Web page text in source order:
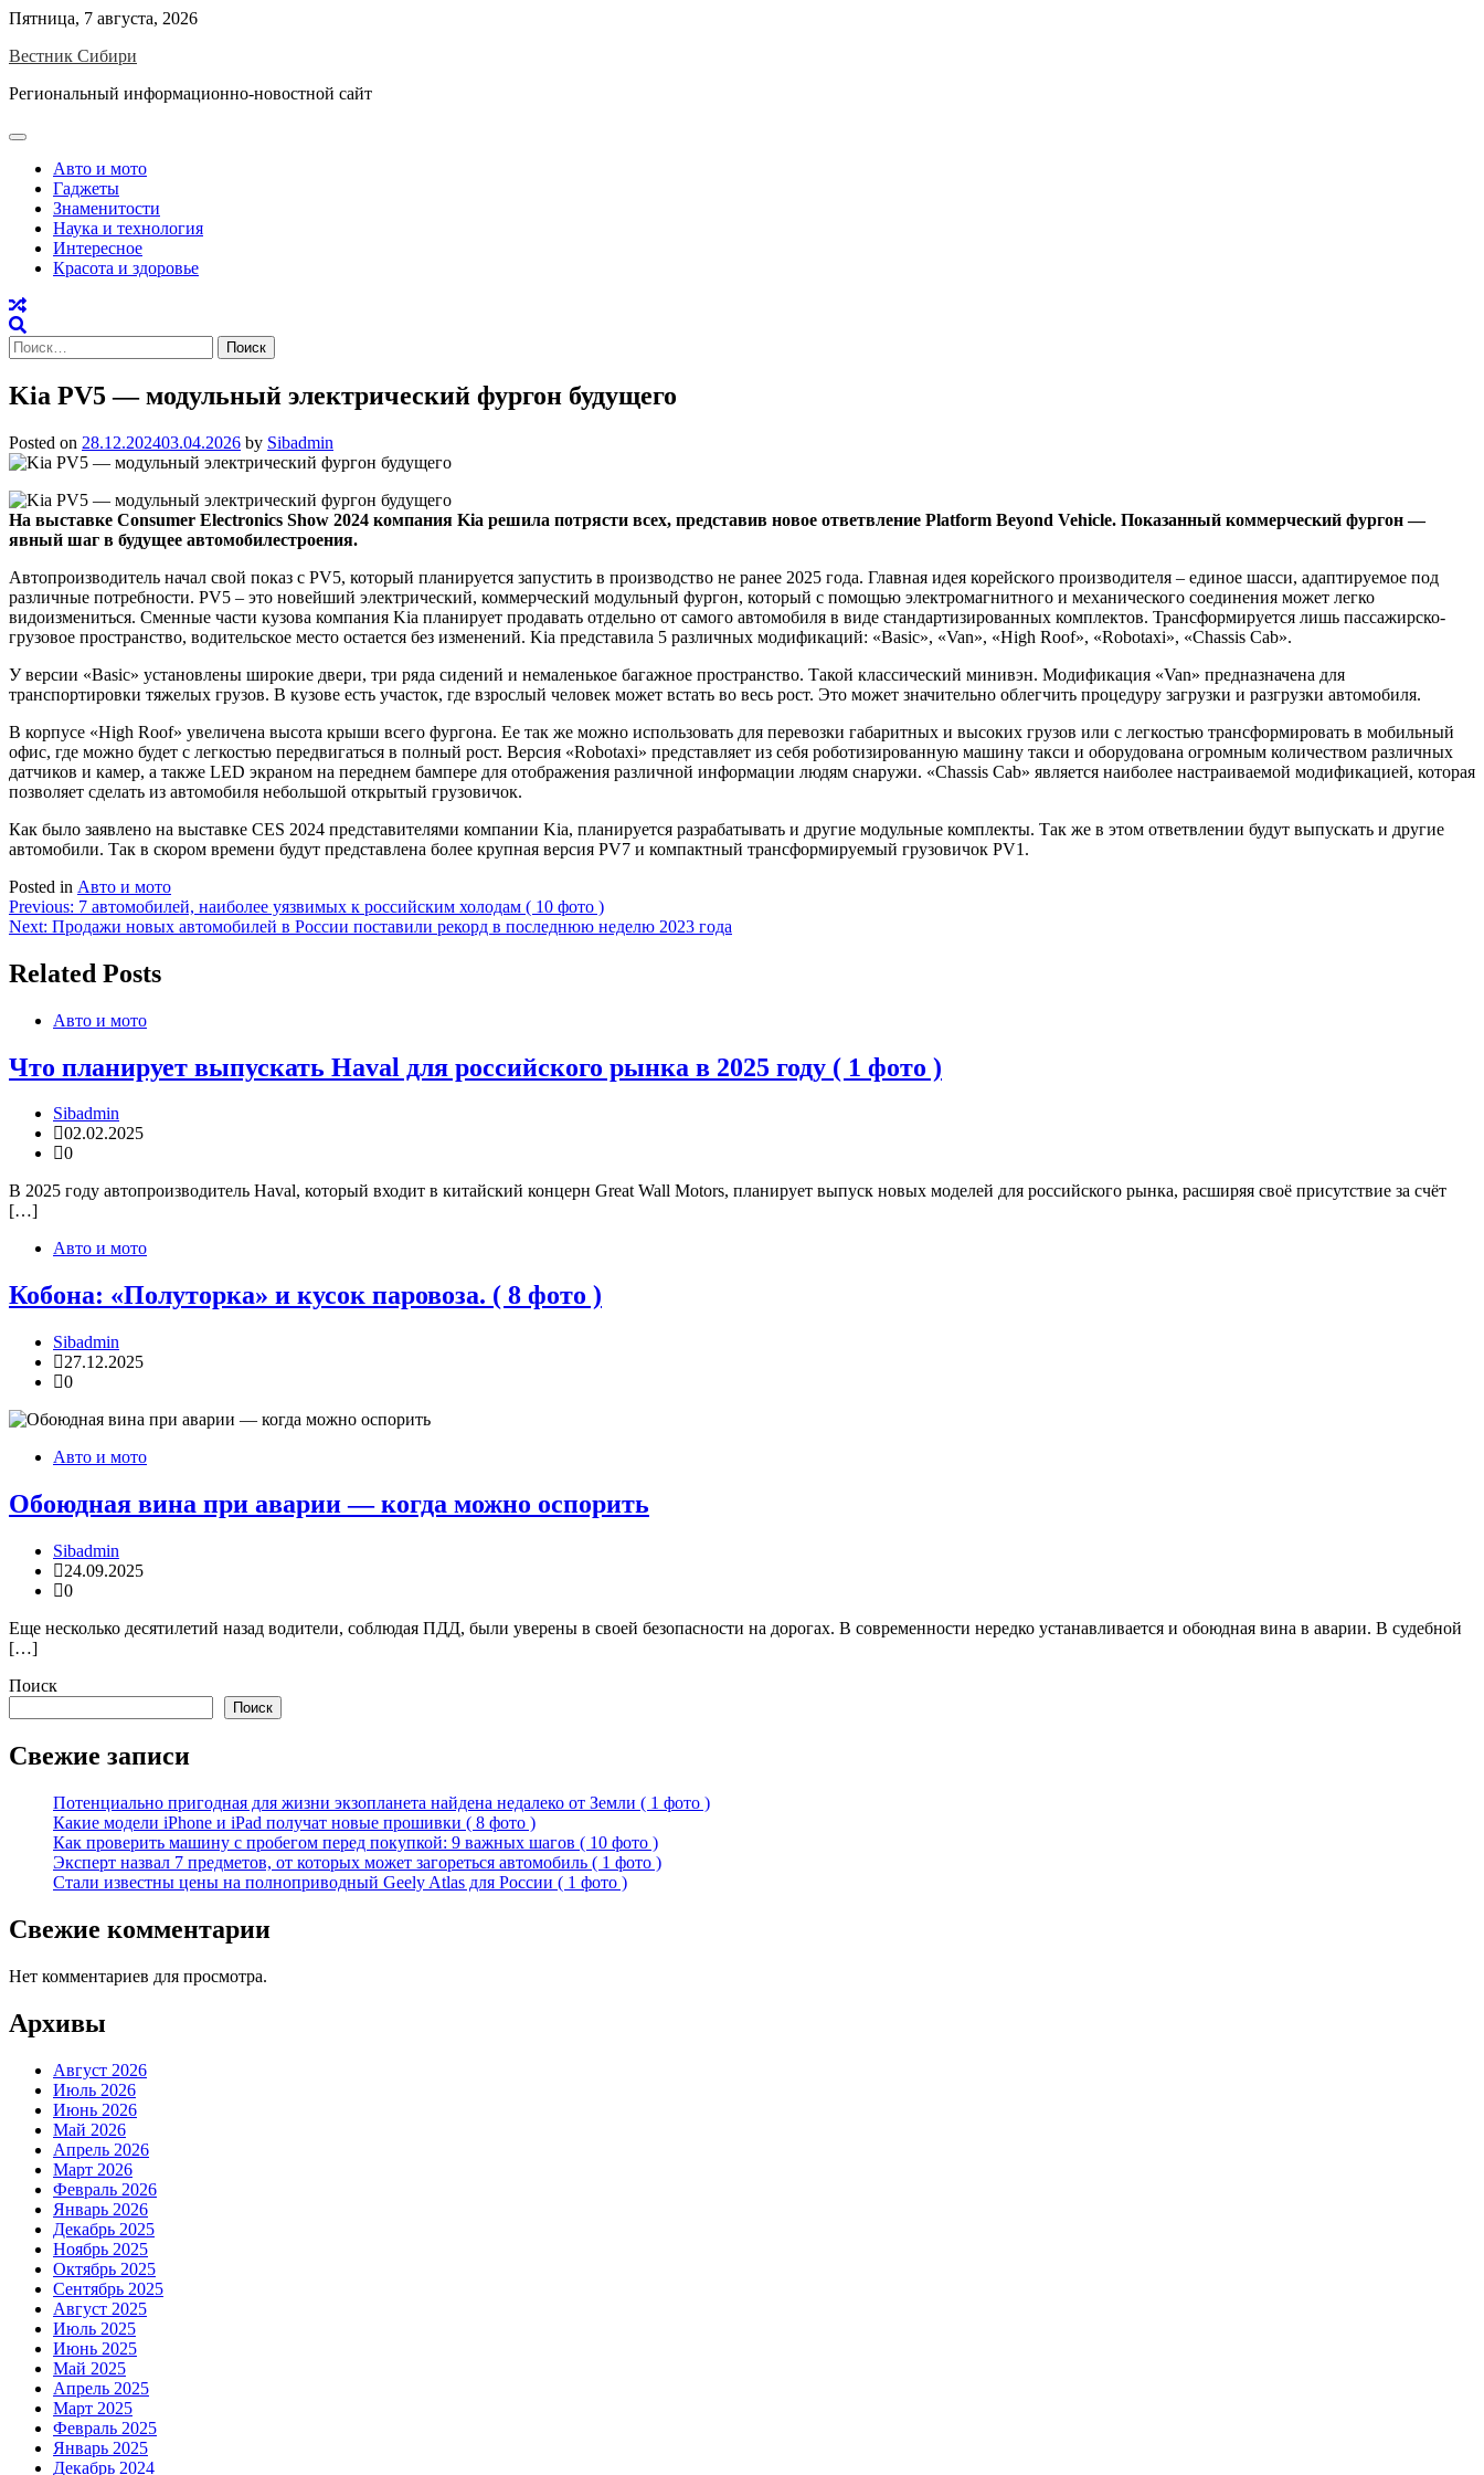
Skip
content
Пятница, 7 августа, 2026
Вестник Сибири
Региональный информационно-новостной сайт
Авто и мото
Гаджеты
Знаменитости
Наука и технология
Интересное
Красота и здоровье
Найти:
Kia PV5 — модульный электрический фургон будущего
Posted on 28.12.202403.04.2026 by Sibadmin
На выставке Consumer Electronics Show 2024 компания Kia решила потрясти всех, представив новое ответвление Platform Beyond Vehicle. Показанный коммерческий фургон —
явный шаг в будущее автомобилестроения.
Автопроизводитель начал свой показ с PV5, который планируется запустить в производство не ранее 2025 года. Главная идея корейского производителя – единое шасси, адаптируемое под
различные потребности. PV5 – это новейший электрический, коммерческий модульный фургон, который с помощью электромагнитного и механического соединения может легко
видоизмениться. Сменные части кузова компания Kia планирует продавать отдельно от самого автомобиля в виде стандартизированных комплектов. Трансформируется лишь пассажирско-
грузовое пространство, водительское место остается без изменений. Kia представила 5 различных модификаций: «Basic», «Van», «High Roof», «Robotaxi», «Chassis Cab».
У версии «Basic» установлены широкие двери, три ряда сидений и немаленькое багажное пространство. Такой классический минивэн. Модификация «Van» предназначена для
транспортировки тяжелых грузов. В кузове есть участок, где взрослый человек может встать во весь рост. Это может значительно облегчить процедуру загрузки и разгрузки автомобиля.
В корпусе «High Roof» увеличена высота крыши всего фургона. Ее так же можно использовать для перевозки габаритных и высоких грузов или с легкостью трансформировать в мобильный
офис, где можно будет с легкостью передвигаться в полный рост. Версия «Robotaxi» представляет из себя роботизированную машину такси и оборудована огромным количеством различных
датчиков и камер, а также LED экраном на переднем бампере для отображения различной информации людям снаружи. «Chassis Cab» является наиболее настраиваемой модификацией, которая
позволяет сделать из автомобиля небольшой открытый грузовичок.
Как было заявлено на выставке CES 2024 представителями компании Kia, планируется разрабатывать и другие модульные комплекты. Так же в этом ответвлении будут выпускать и другие
автомобили. Так в скором времени будут представлена более крупная версия PV7 и компактный трансформируемый грузовичок PV1.
Posted in Авто и мото
Навигация
по
записям
Previous: 7 автомобилей, наиболее уязвимых к российским холодам ( 10 фото )
Next: Продажи новых автомобилей в России поставили рекорд в последнюю неделю 2023 года
Related Posts
Авто и мото
Что планирует выпускать Haval для российского рынка в 2025 году ( 1 фото )
Sibadmin
02.02.2025
0
В 2025 году автопроизводитель Haval, который входит в китайский концерн Great Wall Motors, планирует выпуск новых моделей для российского рынка, расширяя своё присутствие за счёт
[…]
Авто и мото
Кобона: «Полуторка» и кусок паровоза. ( 8 фото )
Sibadmin
27.12.2025
0
Авто и мото
Обоюдная вина при аварии — когда можно оспорить
Sibadmin
24.09.2025
0
Еще несколько десятилетий назад водители, соблюдая ПДД, были уверены в своей безопасности на дорогах. В современности нередко устанавливается и обоюдная вина в аварии. В судебной
[…]
Поиск
Поиск
Свежие записи
Потенциально пригодная для жизни экзопланета найдена недалеко от Земли ( 1 фото )
Какие модели iPhone и iPad получат новые прошивки ( 8 фото )
Как проверить машину с пробегом перед покупкой: 9 важных шагов ( 10 фото )
Эксперт назвал 7 предметов, от которых может загореться автомобиль ( 1 фото )
Стали известны цены на полноприводный Geely Atlas для России ( 1 фото )
Свежие комментарии
Нет комментариев для просмотра.
Архивы
Август 2026
Июль 2026
Июнь 2026
Май 2026
Апрель 2026
Март 2026
Февраль 2026
Январь 2026
Декабрь 2025
Ноябрь 2025
Октябрь 2025
Сентябрь 2025
Август 2025
Июль 2025
Июнь 2025
Май 2025
Апрель 2025
Март 2025
Февраль 2025
Январь 2025
Декабрь 2024